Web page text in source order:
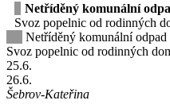
Netříděný komunální
Svoz popelnic od rodinných
Netříděný komunální odpad
Svoz popelnic od rodinných
25.6.
26.6.
Šebrov-Kateřina